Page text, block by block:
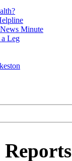
Minute
Leg
Reports